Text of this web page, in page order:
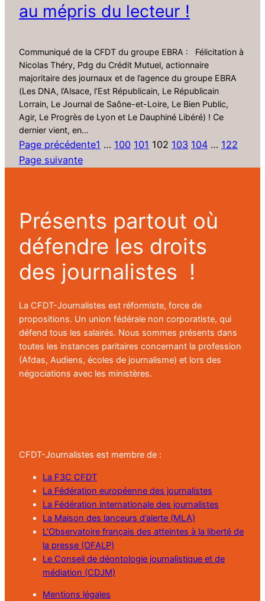
au mépris du lecteur !
Communiqué de la CFDT du groupe EBRA : Félicitation à
Nicolas Théry, Pdg du Crédit Mutuel, actionnaire
majoritaire des journaux et de l’agence du groupe EBRA
(Les DNA, l’Alsace, l’Est Républicain, Le Républicain
Lorrain, Le Journal de Saône-et-Loire, Le Bien Public,
Agir, Le Progrès de Lyon et Le Dauphiné Libéré) ! Ce
dernier vient, en…
Page précédente1 … 100 101 102 103 104 … 122
Page suivante
Présents partout où
défendre les droits
des journalistes !
La CFDT-Journalistes est réformiste, force de
propositions. Un union fédérale non corporatiste, qui
défend tous les salairés. Nous sommes présents dans
toutes les instances paritaires concernant la profession
(Afdas, Audiens, écoles de journalisme) et lors des
négociations avec les ministères.
CFDT-Journalistes est membre de :
La F3C CFDT
La Fédération européenne des journalistes
La Fédération internationale des journalistes
La Maison des lanceurs d’alerte (MLA)
L’Observatoire français des atteintes à la liberté de
la presse (OFALP)
Le Conseil de déontologie journalistique et de
médiation (CDJM)
Mentions légales